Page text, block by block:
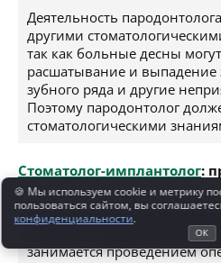
Деятельность
другими
так как больные десны
расшатывание и выпадение
зубного ряда и другие
Поэтому пародонтолог
стоматологическими
Стоматолог-имплантолог:
Имплантологом называются
в области хирургической
занимается проведением
🍪 Мы используем cookie и метрику
пользоваться сайтом, вы
конфиденциальности.
ОК